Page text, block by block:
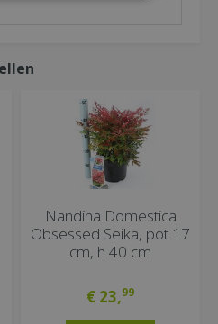
Nandina Domestica
Obsessed Seika, pot 17
cm, h 40 cm
€ 23,99